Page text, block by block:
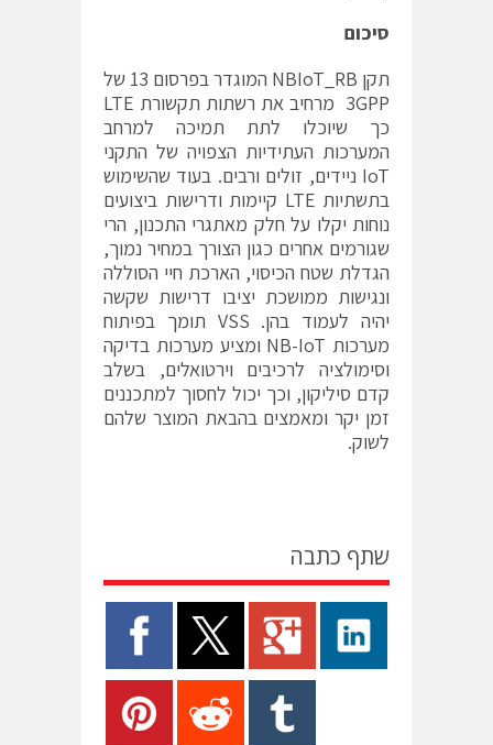
סיכום
תקן NBIoT_RB המוגדר בפרסום 13 של
3GPP מרחיב את רשתות תקשורת LTE
כך שיוכלו לתת תמיכה למרחב
המערכות העתידיות הצפויה של התקני
IoT ניידים, זולים ורבים. בעוד שהשימוש
בתשתיות LTE קיימות ודרישות ביצועים
נוחות יקלו על חלק מאתגרי התכנון, הרי
שגורמים אחרים כגון הצורך במחיר נמוך,
הגדלת שטח הכיסוי, הארכת חיי הסוללה
ונגישות ממושכת יציבו דרישות שקשה
יהיה לעמוד בהן. VSS תומך בפיתוח
מערכות NB-IoT ומציע מערכות בדיקה
וסימולציה לרכיבים וירטואלים, בשלב
קדם סיליקון, וכך יכול לחסוך למתכננים
זמן יקר ומאמצים בהבאת המוצר שלהם
לשוק.
שתף כתבה